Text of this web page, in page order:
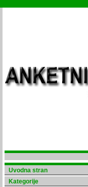
Uvodna stran
Kategorije